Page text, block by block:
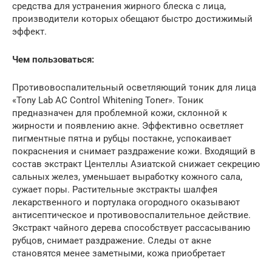
средства для устранения жирного блеска с лица,
производители которых обещают быстро достижимый
эффект.
Чем пользоваться:
Противовоспалительный осветляющий тоник для лица
«Tony Lab AC Control Whitening Toner». Тоник
предназначен для проблемной кожи, склонной к
жирности и появлению акне. Эффективно осветляет
пигментные пятна и рубцы постакне, успокаивает
покраснения и снимает раздражение кожи. Входящий в
состав экстракт Центеллы Азиатской снижает секрецию
сальных желез, уменьшает выработку кожного сала,
сужает поры. Растительные экстракты шалфея
лекарственного и портулака огородного оказывают
антисептическое и противовоспалительное действие.
Экстракт чайного дерева способствует рассасыванию
рубцов, снимает раздражение. Следы от акне
становятся менее заметными, кожа приобретает